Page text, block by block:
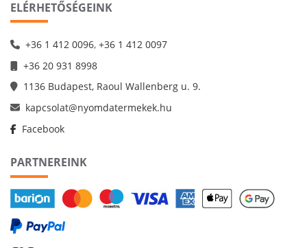
ELÉRHETŐSÉGEINK
+36 1 412 0096, +36 1 412 0097
+36 20 931 8998
1136 Budapest, Raoul Wallenberg u. 9.
kapcsolat@nyomdatermekek.hu
Facebook
PARTNEREINK